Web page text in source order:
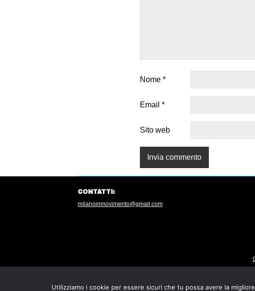
Nome *
Email *
Sito web
CONTATTI:
milanoinmovimento@gmail.com
Utilizziamo i cookie per essere sicuri che tu possa avere la